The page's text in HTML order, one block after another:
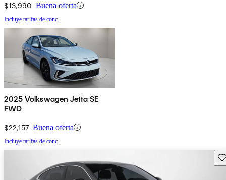
$13,990 Buena oferta
Incluye tarifas de conc.
2025 Volkswagen Jetta SE
FWD
$22,157 Buena oferta
Incluye tarifas de conc.